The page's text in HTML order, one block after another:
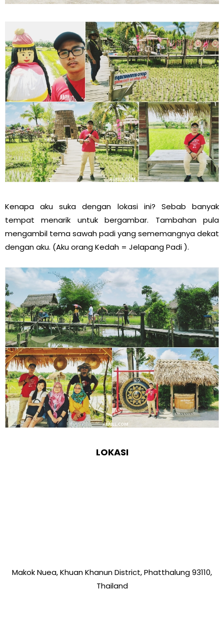
Kenapa aku suka dengan lokasi ini? Sebab banyak
tempat menarik untuk bergambar. Tambahan pula
mengambil tema sawah padi yang sememangnya dekat
dengan aku. (Aku orang Kedah = Jelapang Padi ).
LOKASI
Makok Nuea, Khuan Khanun District, Phatthalung 93110,
Thailand